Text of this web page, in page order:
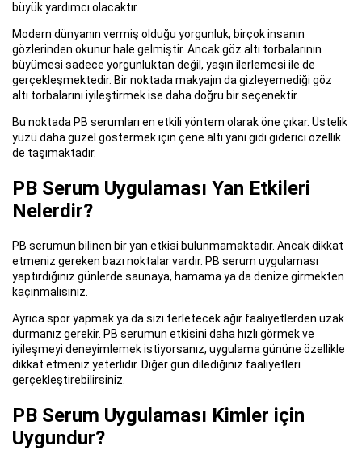
büyük yardımcı olacaktır.
Modern dünyanın vermiş olduğu yorgunluk, birçok insanın
gözlerinden okunur hale gelmiştir. Ancak göz altı torbalarının
büyümesi sadece yorgunluktan değil, yaşın ilerlemesi ile de
gerçekleşmektedir. Bir noktada makyajın da gizleyemediği göz
altı torbalarını iyileştirmek ise daha doğru bir seçenektir.
Bu noktada PB serumları en etkili yöntem olarak öne çıkar. Üstelik
yüzü daha güzel göstermek için çene altı yani gıdı giderici özellik
de taşımaktadır.
PB Serum Uygulaması Yan Etkileri
Nelerdir?
PB serumun bilinen bir yan etkisi bulunmamaktadır. Ancak dikkat
etmeniz gereken bazı noktalar vardır. PB serum uygulaması
yaptırdığınız günlerde saunaya, hamama ya da denize girmekten
kaçınmalısınız.
Ayrıca spor yapmak ya da sizi terletecek ağır faaliyetlerden uzak
durmanız gerekir. PB serumun etkisini daha hızlı görmek ve
iyileşmeyi deneyimlemek istiyorsanız, uygulama gününe özellikle
dikkat etmeniz yeterlidir. Diğer gün dilediğiniz faaliyetleri
gerçekleştirebilirsiniz.
PB Serum Uygulaması Kimler için
Uygundur?